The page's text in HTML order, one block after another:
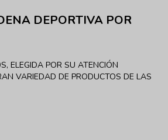
DEPORTIVA POR
ELEGIDA POR SU ATENCIÓN
VARIEDAD DE PRODUCTOS DE LAS